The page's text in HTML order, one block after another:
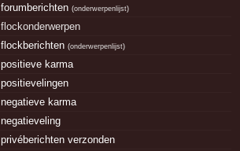
forumberichten(onderwerpenlijst)
flockonderwerpen
flockberichten(onderwerpenlijst)
positieve karma
positievelingen
negatieve karma
negatieveling
privéberichten verzonden